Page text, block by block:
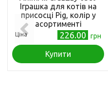
Іграшка для котів на
присосці Pig, колір у
асортименті
Ціна 226.00 грн
Купити